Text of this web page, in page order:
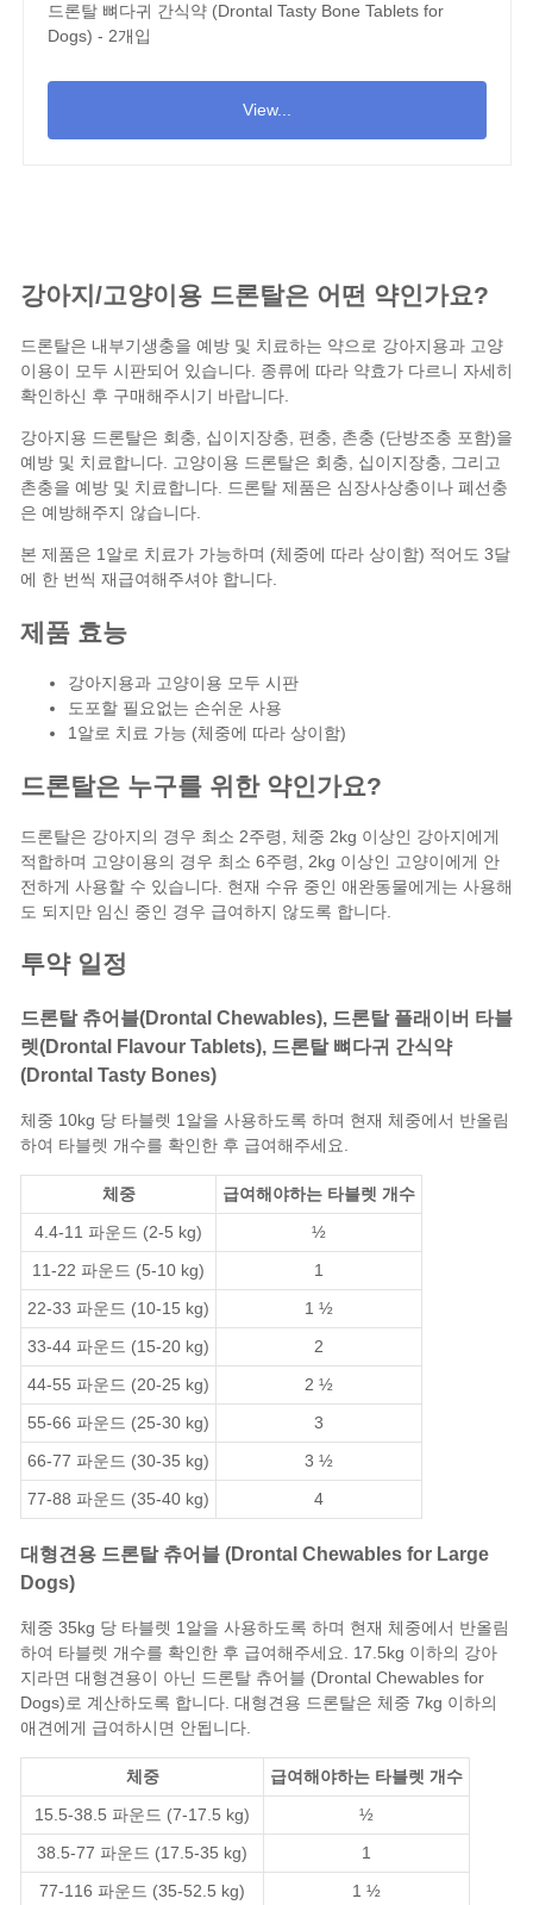
강아지/고양이용 드론탈은 어떤 약인가요?
드론탈은 내부기생충을 예방 및 치료하는 약으로 강아지용과 고양
이용이 모두 시판되어 있습니다. 종류에 따라 약효가 다르니 자세히
확인하신 후 구매해주시기 바랍니다.
강아지용 드론탈은 회충, 십이지장충, 편충, 촌충 (단방조충 포함)을
예방 및 치료합니다. 고양이용 드론탈은 회충, 십이지장충, 그리고
촌충을 예방 및 치료합니다. 드론탈 제품은 심장사상충이나 폐선충
은 예방해주지 않습니다.
본 제품은 1알로 치료가 가능하며 (체중에 따라 상이함) 적어도 3달
에 한 번씩 재급여해주셔야 합니다.
제품 효능
강아지용과 고양이용 모두 시판
도포할 필요없는 손쉬운 사용
1알로 치료 가능 (체중에 따라 상이함)
드론탈은 누구를 위한 약인가요?
드론탈은 강아지의 경우 최소 2주령, 체중 2kg 이상인 강아지에게
적합하며 고양이용의 경우 최소 6주령, 2kg 이상인 고양이에게 안
전하게 사용할 수 있습니다. 현재 수유 중인 애완동물에게는 사용해
도 되지만 임신 중인 경우 급여하지 않도록 합니다.
투약 일정
드론탈 츄어블(Drontal Chewables), 드론탈 플래이버 타블
렛(Drontal Flavour Tablets), 드론탈 뼈다귀 간식약
(Drontal Tasty Bones)
체중 10kg 당 타블렛 1알을 사용하도록 하며 현재 체중에서 반올림
하여 타블렛 개수를 확인한 후 급여해주세요.
체중
급여해야하는 타블렛 개수
4.4-11 파운드 (2-5 kg)
½
11-22 파운드 (5-10 kg)
1
22-33 파운드 (10-15 kg)
1 ½
33-44 파운드 (15-20 kg)
2
44-55 파운드 (20-25 kg)
2 ½
55-66 파운드 (25-30 kg)
3
66-77 파운드 (30-35 kg)
3 ½
77-88 파운드 (35-40 kg)
4
대형견용 드론탈 츄어블 (Drontal Chewables for Large
Dogs)
체중 35kg 당 타블렛 1알을 사용하도록 하며 현재 체중에서 반올림
하여 타블렛 개수를 확인한 후 급여해주세요. 17.5kg 이하의 강아
지라면 대형견용이 아닌 드론탈 츄어블 (Drontal Chewables for
Dogs)로 계산하도록 합니다. 대형견용 드론탈은 체중 7kg 이하의
애견에게 급여하시면 안됩니다.
체중
급여해야하는 타블렛 개수
15.5-38.5 파운드 (7-17.5 kg)
½
38.5-77 파운드 (17.5-35 kg)
1
77-116 파운드 (35-52.5 kg)
1 ½
드론탈 뼈다귀 간식약 (Drontal Tasty Bone Tablets for
Dogs) - 2개입
View...